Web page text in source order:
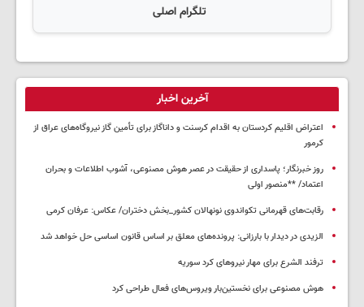
تلگرام اصلی
آخرین اخبار
اعتراض اقلیم کردستان به اقدام کرسنت و داناگاز برای تأمین گاز نیروگاه‌های عراق از
کرمور
روز خبرنگار؛ پاسداری از حقیقت در عصر هوش مصنوعی، آشوب اطلاعات و بحران
اعتماد/ **منصور اولی
رقابت‌های قهرمانی تکواندوی نونهالان کشور_بخش دختران/ عکاس: عرفان کرمی
الزیدی در دیدار با بارزانی: پرونده‌های معلق بر اساس قانون اساسی حل خواهد شد
ترفند الشرع برای مهار نیروهای کرد سوریه
هوش مصنوعی برای نخستین‌بار ویروس‌های فعال طراحی کرد